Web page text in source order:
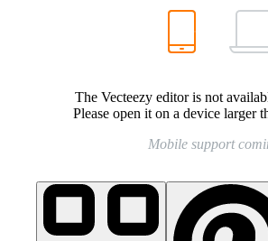
The Vecteezy editor is not
Please open it on a device larger
Mobile support